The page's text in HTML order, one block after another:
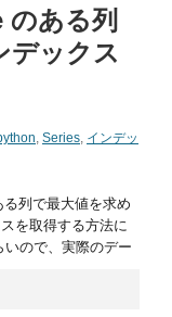
のある列
デックス
, Series, インデッ
列で最大値を求め
を取得する方法に
ので、実際のデー